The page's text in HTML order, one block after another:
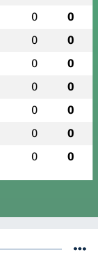
0 0
0 0
0 0
0 0
0 0
0 0
0 0